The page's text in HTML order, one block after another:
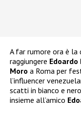
A far rumore ora è la
raggiungere
Moro a Roma per
l’influencer
scatti in bianco e
insieme all’amico